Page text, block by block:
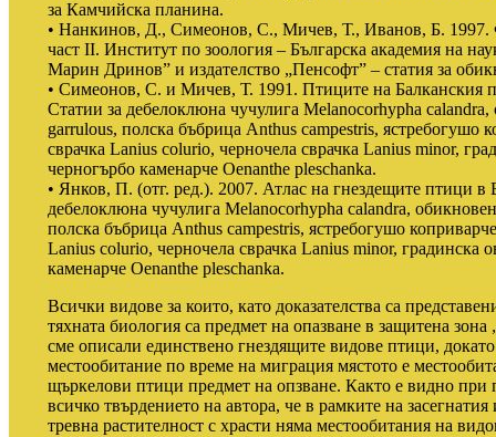
за Камчийска планина.
• Нанкинов, Д., Симеонов, С., Мичев, Т., Иванов, Б. 1997.
част II. Институт по зоология – Българска академия на
Марин Дринов” и издателство „Пенсофт” – статия за
• Симеонов, С. и Мичев, Т. 1991. Птиците на Балканския
Статии за дебелоклюна чучулига Melanocorhypha
garrulous, полска бъбрица Anthus campestris, ястребогушо
сврачка Lanius colurio, черночела сврачка Lanius minor,
черногърбо каменарче Oenanthe pleschanka.
• Янков, П. (отг. ред.). 2007. Атлас на гнездещите птици
дебелоклюна чучулига Melanocorhypha calandra,
полска бъбрица Anthus campestris, ястребогушо
Lanius colurio, черночела сврачка Lanius minor, градинска
каменарче Oenanthe pleschanka.
Всички видове за които, като доказателства са
тяхната биология са предмет на опазване в защитена
сме описали единствено гнездящите видове птици,
местообитание по време на миграция мястото е
щъркелови птици предмет на опзване. Както е видно при
всичко твърдението на автора, че в рамките на
тревна растителност с храсти няма местообитания на